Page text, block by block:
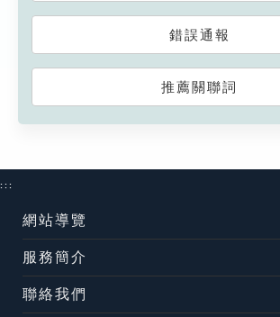
錯誤通報
推薦關聯詞
:::
網站導覽
服務簡介
聯絡我們